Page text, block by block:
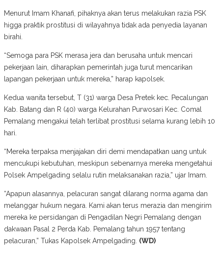
Menurut Imam Khanafi, pihaknya akan terus melakukan razia PSK
higga praktik prostitusi di wilayahnya tidak ada penyedia layanan
birahi.
“Semoga para PSK merasa jera dan berusaha untuk mencari
pekerjaan lain, diharapkan pemerintah juga turut mencarikan
lapangan pekerjaan untuk mereka,” harap kapolsek.
Kedua wanita tersebut, T (31) warga Desa Pretek kec. Pecalungan
Kab. Batang dan R (40) warga Kelurahan Purwosari Kec. Comal
Pemalang mengakui telah terlibat prostitusi selama kurang lebih 10
hari.
“Mereka terpaksa menjajakan diri demi mendapatkan uang untuk
mencukupi kebutuhan, meskipun sebenarnya mereka mengetahui
Polsek Ampelgading selalu rutin melaksanakan razia,” ujar Imam.
“Apapun alasannya, pelacuran sangat dilarang norma agama dan
melanggar hukum negara. Kami akan terus merazia dan mengirim
mereka ke persidangan di Pengadilan Negri Pemalang dengan
dakwaan Pasal 2 Perda Kab. Pemalang tahun 1957 tentang
pelacuran,” Tukas Kapolsek Ampelgading. (WD)